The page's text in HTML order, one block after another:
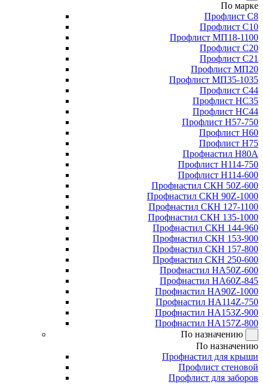
По марке
Профлист С8
Профлист С10
Профлист МП18-1100
Профлист С20
Профлист С21
Профлист МП20
Профлист МП35-1035
Профлист С44
Профлист НС35
Профлист НС44
Профлист Н57-750
Профлист Н60
Профлист Н75
Профнастил Н80А
Профлист Н114-750
Профлист Н114-600
Профнастил СКН 50Z-600
Профнастил СКН 90Z-1000
Профнастил СКН 127-1100
Профнастил СКН 135-1000
Профнастил СКН 144-960
Профнастил СКН 153-900
Профнастил СКН 157-800
Профнастил СКН 250-600
Профнастил НА50Z-600
Профнастил НА60Z-845
Профнастил НА90Z-1000
Профнастил НА114Z-750
Профнастил НА153Z-900
Профнастил НА157Z-800
По назначению
По назначению
Профнастил для крыши
Профлист стеновой
Профлист для заборов